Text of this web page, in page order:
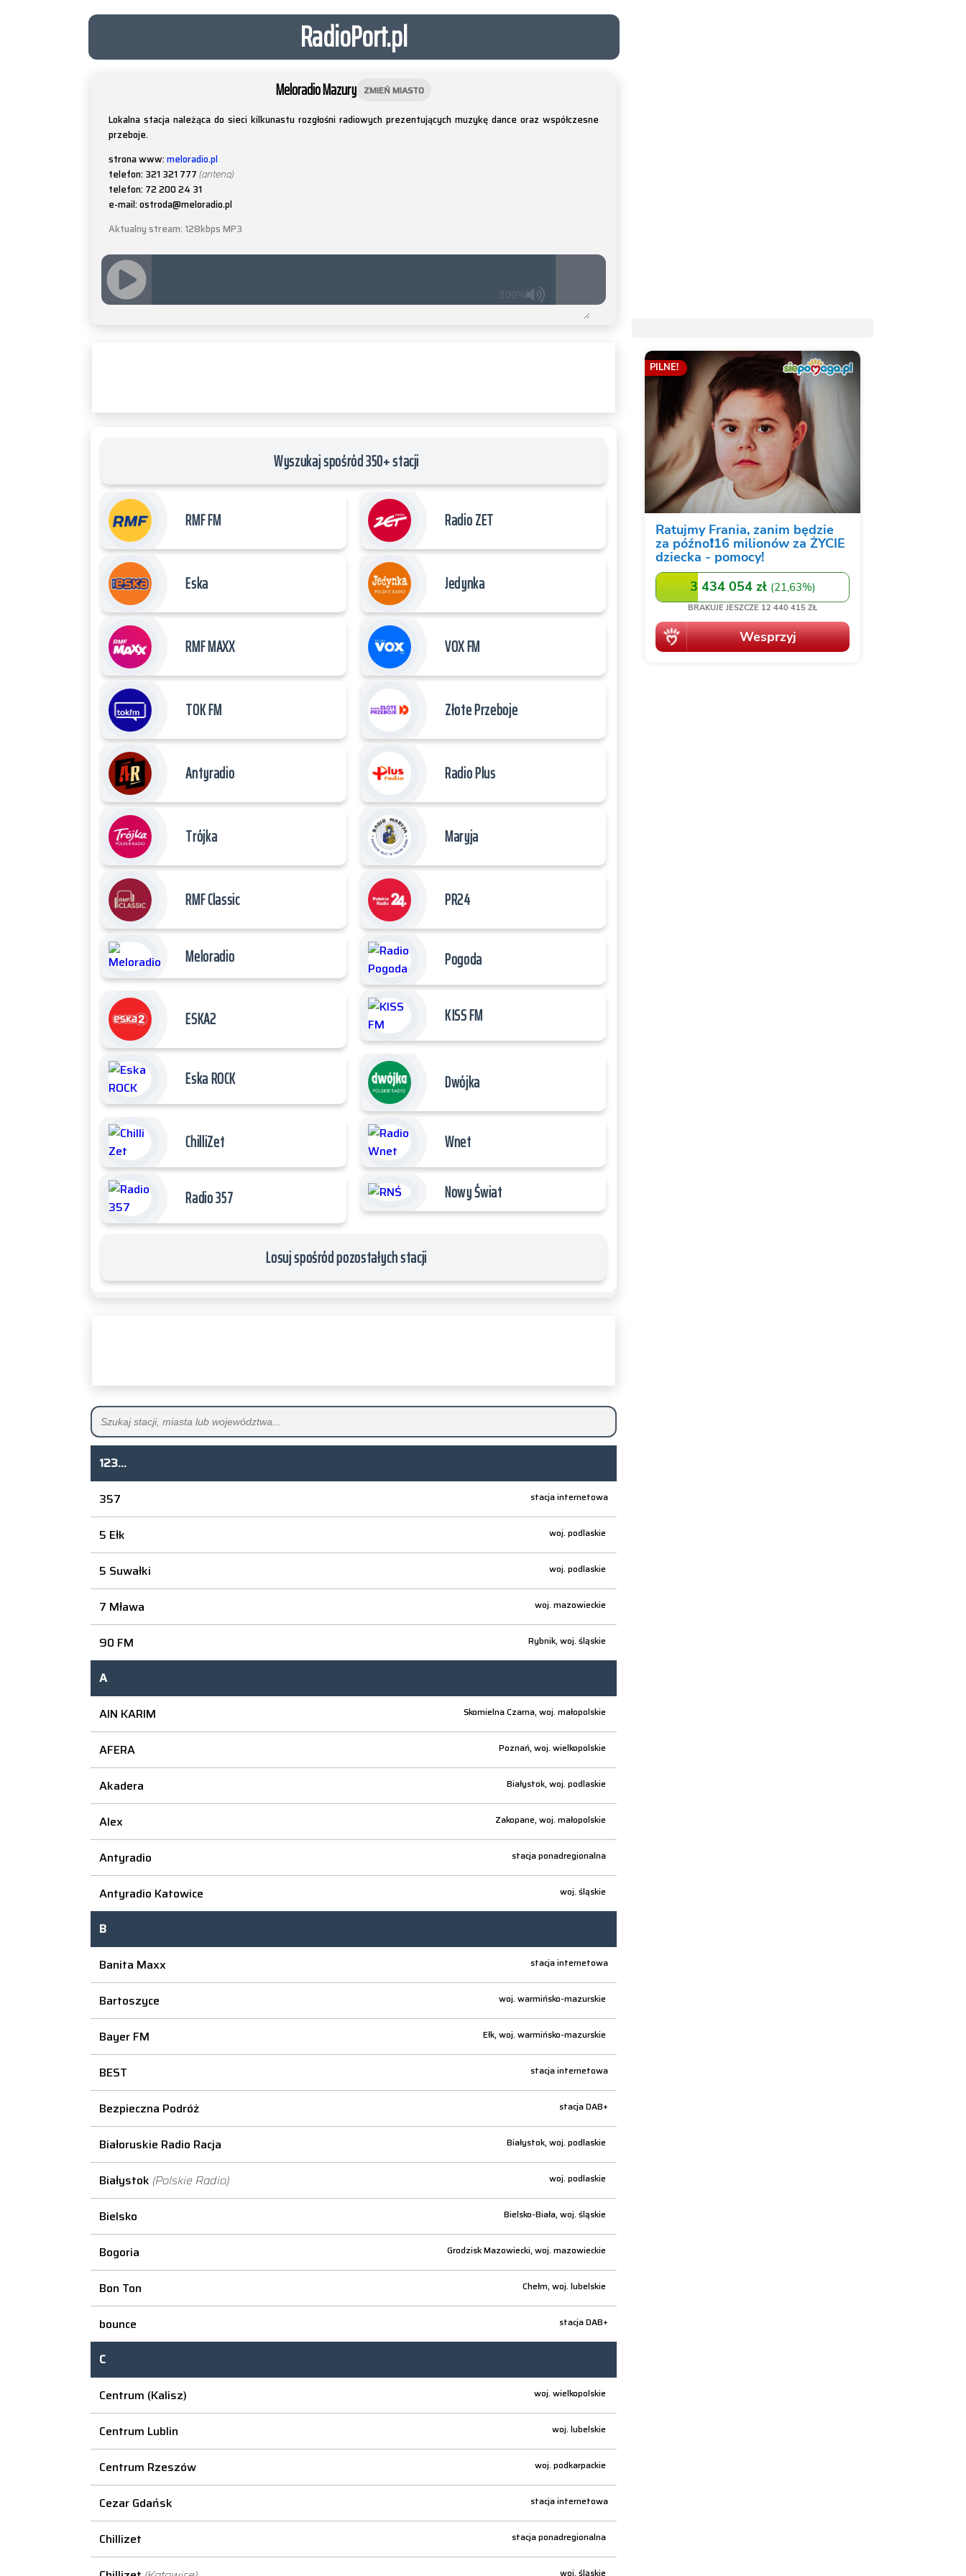
RadioPort.pl
Meloradio Mazury ZMIEŃ MIASTO
Lokalna stacja należąca do sieci kilkunastu rozgłośni radiowych prezentujących muzykę dance oraz współczesne
przeboje.
strona www:meloradio.pl
telefon: 321 321 777(antena)
telefon: 72 200 24 31
e-mail: ostroda@meloradio.pl
Aktualny stream: 128kbps MP3
100%
Webdesign
Dexheim
and
FULL
SERVICE
ONLINE
AGENTUR
MAINZ
Wyszukaj spośród 350+ stacji
RMF FM Radio ZET
Eska Jedynka
RMF MAXX VOX FM
TOK FM Złote Przeboje
Antyradio Radio Plus
Trójka Maryja
RMF Classic PR24
Meloradio Pogoda
ESKA2 KISS FM
Eska ROCK Dwójka
ChilliZet Wnet
Radio 357 Nowy Świat
Losuj spośród pozostałych stacji
123...
357
stacja internetowa
5 Ełk woj. podlaskie
5 Suwałki woj. podlaskie
7 Mława woj. mazowieckie
90 FM Rybnik, woj. śląskie
A
AIN KARIM
Skomielna Czarna, woj. małopolskie
AFERA Poznań, woj. wielkopolskie
Akadera Białystok, woj. podlaskie
Alex Zakopane, woj. małopolskie
Antyradio stacja ponadregionalna
Antyradio Katowice woj. śląskie
B
Banita Maxx
stacja internetowa
Bartoszyce woj. warmińsko-mazurskie
Bayer FM Ełk, woj. warmińsko-mazurskie
BEST stacja internetowa
Bezpieczna Podróż stacja DAB+
Białoruskie Radio Racja Białystok, woj. podlaskie
Białystok (Polskie Radio) woj. podlaskie
Bielsko Bielsko-Biała, woj. śląskie
Bogoria Grodzisk Mazowiecki, woj. mazowieckie
Bon Ton Chełm, woj. lubelskie
bounce stacja DAB+
C
Centrum (Kalisz)
woj. wielkopolskie
Centrum Lublin woj. lubelskie
Centrum Rzeszów woj. podkarpackie
Cezar Gdańsk stacja internetowa
Chillizet stacja ponadregionalna
woj. śląskie